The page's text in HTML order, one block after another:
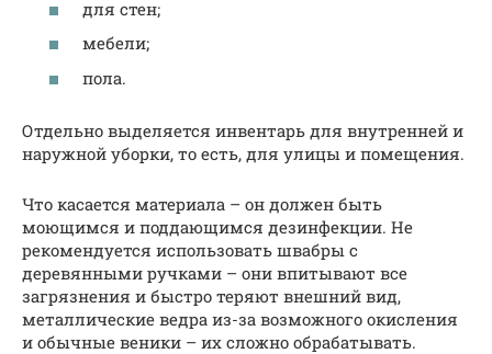
для стен;
мебели;
пола.
Отдельно выделяется инвентарь для внутренней и
наружной уборки, то есть, для улицы и помещения.
Что касается материала – он должен быть
моющимся и поддающимся дезинфекции. Не
рекомендуется использовать швабры с
деревянными ручками – они впитывают все
загрязнения и быстро теряют внешний вид,
металлические ведра из-за возможного окисления
и обычные веники – их сложно обрабатывать.